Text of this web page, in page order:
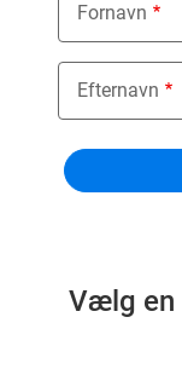
Vælg en
Fornavn
Efternavn